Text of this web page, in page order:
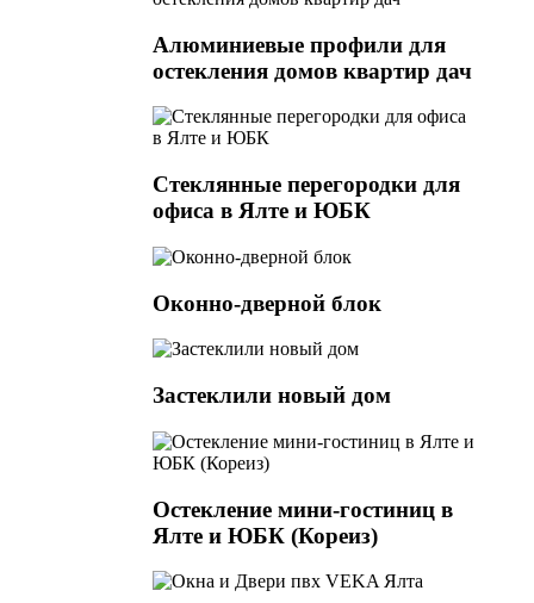
Алюминиевые профили для
остекления домов квартир дач
Стеклянные перегородки для
офиса в Ялте и ЮБК
Оконно-дверной блок
Застеклили новый дом
Остекление мини-гостиниц в
Ялте и ЮБК (Кореиз)